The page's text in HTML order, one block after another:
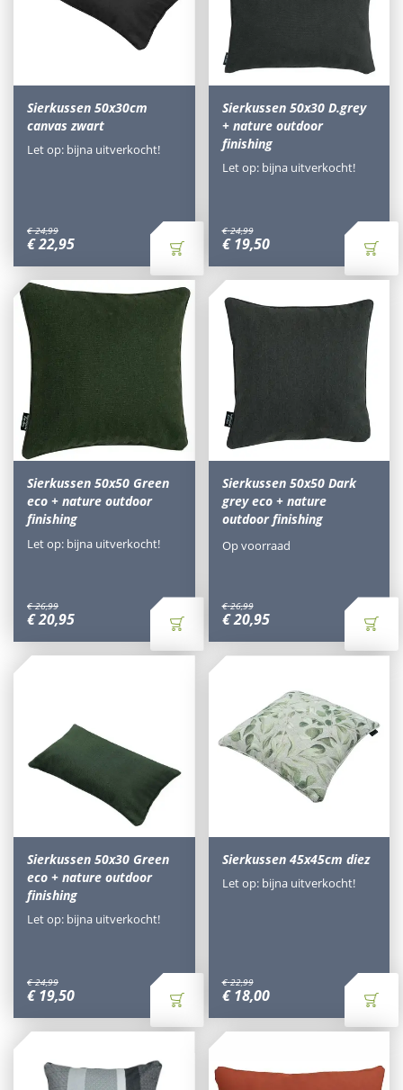
Sierkussen 50x30cm
canvas zwart
€ 24,99
€22,95
Let op: bijna uitverkocht!
Sierkussen 50x30 D.grey
+ nature outdoor
finishing
€ 24,99
€ 19,50
Let op: bijna uitverkocht!
Sierkussen 50x50 Green
eco + nature outdoor
finishing
€ 26,99
€20,95
Let op: bijna uitverkocht!
Sierkussen 50x50 Dark
grey eco + nature
outdoor finishing
€ 26,99
€20,95
Op voorraad
Sierkussen 50x30 Green
eco + nature outdoor
finishing
€ 24,99
€ 19,50
Let op: bijna uitverkocht!
Sierkussen 45x45cm diez
€ 22,99
€ 18,00
Let op: bijna uitverkocht!